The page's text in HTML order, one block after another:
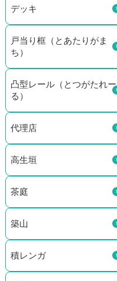
デッキ
戸当り框（とあたりがま
ち）
凸型レール（とつがたれー
る）
代理店
高生垣
茶庭
築山
積レンガ